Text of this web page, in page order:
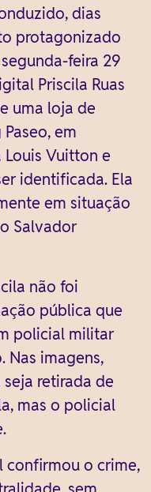
dias
protagonizado
feira 29
Priscila Ruas
uma loja de
em
Louis Vuitton e
identificada. Ela
em situação
Salvador
não foi
pública que
policial militar
Nas imagens,
retirada de
mas o policial
confirmou o crime,